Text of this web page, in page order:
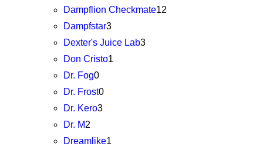
Dampflion Checkmate12
Dampfstar3
Dexter's Juice Lab3
Don Cristo1
Dr. Fog0
Dr. Frost0
Dr. Kero3
Dr. M2
Dreamlike1